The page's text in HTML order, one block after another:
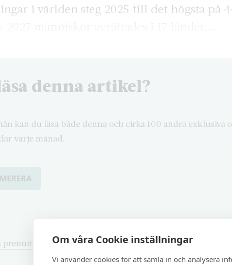
Om våra Cookie inställningar
Vi använder cookies för att samla in och analysera
i världen steg 2025 till det högsta på
denna artikel?
kan du läsa både denna och cirka 100 andra exklusiva
varje månad.
prenumerationsvarianter